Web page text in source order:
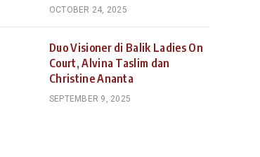
OCTOBER 24, 2025
Duo Visioner di Balik Ladies On
Court, Alvina Taslim dan
Christine Ananta
SEPTEMBER 9, 2025